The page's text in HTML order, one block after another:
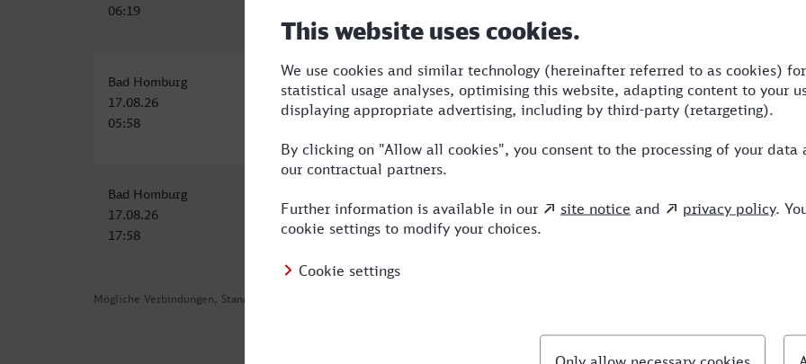
Mögliche Verbindungen, Stand: 2026-08-03 06:22
06:19
Bad Homburg
17.08.26
05:58
Stralsund Hbf
17.08.26
13:37
1
Bad Homburg
17.08.26
17:58
18.08.26
05:56